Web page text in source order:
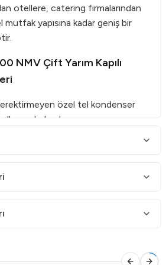
otellere, catering firmalarından
yapısına kadar geniş bir
NMV Çift Yarım Kapılı
özel tel kondenser
kolaydır.
sunarak geniş saklama kapasitesi
minimum sıcaklık artışıyla enerji
dolap içi optimum hava
iç taban bulunur.